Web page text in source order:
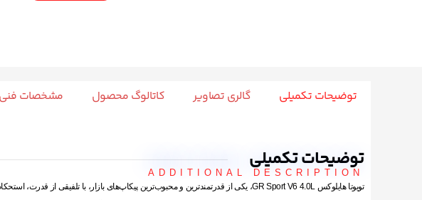
توضیحات تکمیلی گالری تصاویر کاتالوگ محصول مشخصات فنی
توضیحات تکمیلی
ADDITIONAL DESCRIPTION